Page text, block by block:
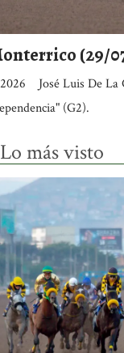
(29/
José Luis De La
(G2).
Lo más visto